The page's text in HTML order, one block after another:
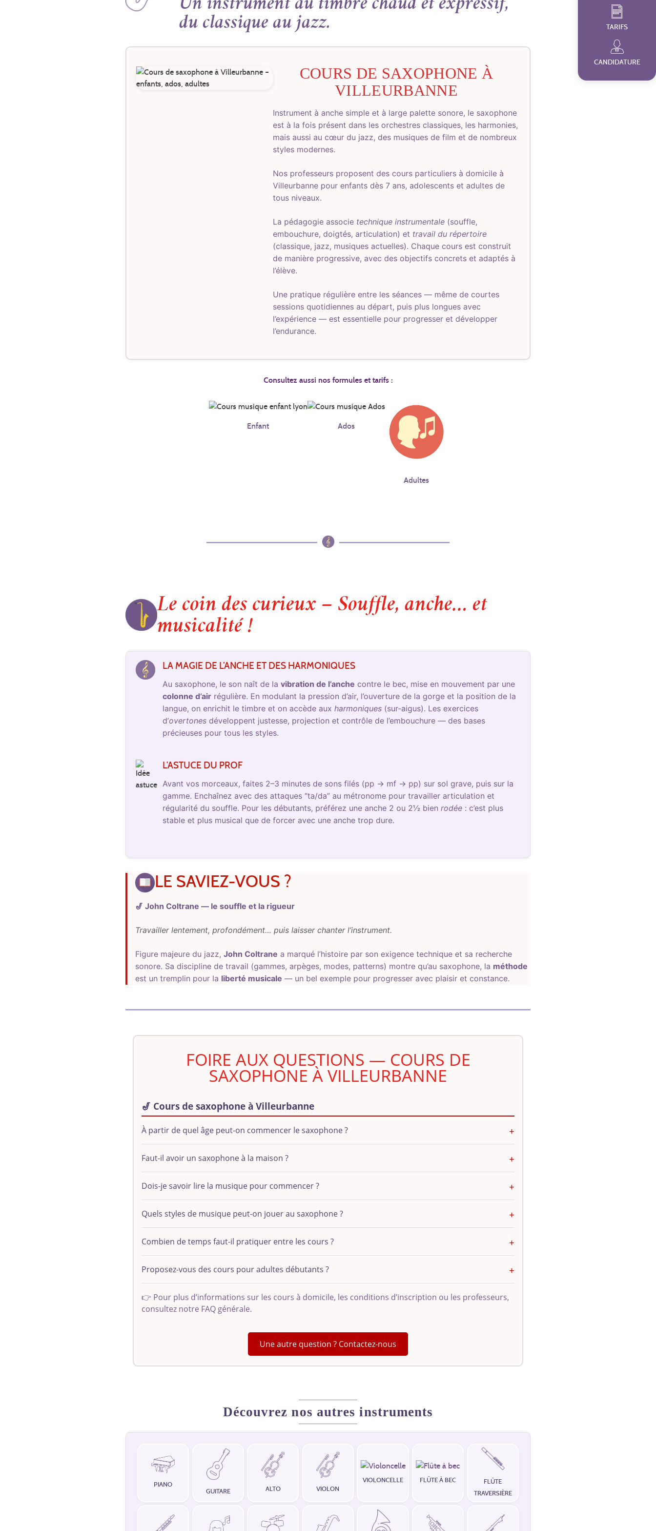
TARIFS
CANDIDATURE
du classique au jazz.
COURS DE SAXOPHONE À
VILLEURBANNE
Instrument à anche simple et à large palette sonore, le saxophone
est à la fois présent dans les orchestres classiques, les harmonies,
mais aussi au cœur du jazz, des musiques de film et de nombreux
styles modernes.
Nos professeurs proposent des cours particuliers à domicile à
Villeurbanne pour enfants dès 7 ans, adolescents et adultes de
tous niveaux.
La pédagogie associe technique instrumentale (souffle,
embouchure, doigtés, articulation) et travail du répertoire
(classique, jazz, musiques actuelles). Chaque cours est construit
de manière progressive, avec des objectifs concrets et adaptés à
l’élève.
Une pratique régulière entre les séances — même de courtes
sessions quotidiennes au départ, puis plus longues avec
l’expérience — est essentielle pour progresser et développer
l’endurance.
Consultez aussi nos formules et tarifs :
Enfant Ados
Adultes
Le coin des curieux – Souffle, anche… et
musicalité !
LA MAGIE DE L’ANCHE ET DES HARMONIQUES
Au saxophone, le son naît de la vibration de l’anche contre le bec, mise en mouvement par une
colonne d’air régulière. En modulant la pression d’air, l’ouverture de la gorge et la position de la
langue, on enrichit le timbre et on accède aux harmoniques (sur-aigus). Les exercices
d’overtones développent justesse, projection et contrôle de l’embouchure — des bases
précieuses pour tous les styles.
L’ASTUCE DU PROF
Avant vos morceaux, faites 2–3 minutes de sons filés (pp → mf → pp) sur sol grave, puis sur la
gamme. Enchaînez avec des attaques “ta/da” au métronome pour travailler articulation et
régularité du souffle. Pour les débutants, préférez une anche 2 ou 2½ bien rodée : c’est plus
stable et plus musical que de forcer avec une anche trop dure.
LE SAVIEZ-VOUS ?
🎷 John Coltrane — le souffle et la rigueur
Travailler lentement, profondément… puis laisser chanter l’instrument.
Figure majeure du jazz, John Coltrane a marqué l’histoire par son exigence technique et sa recherche
sonore. Sa discipline de travail (gammes, arpèges, modes, patterns) montre qu’au saxophone, la méthode
est un tremplin pour la liberté musicale — un bel exemple pour progresser avec plaisir et constance.
FOIRE AUX QUESTIONS — COURS DE
SAXOPHONE À VILLEURBANNE
🎷 Cours de saxophone à Villeurbanne
À partir de quel âge peut-on commencer le saxophone ?
Faut-il avoir un saxophone à la maison ?
Dois-je savoir lire la musique pour commencer ?
Quels styles de musique peut-on jouer au saxophone ?
Combien de temps faut-il pratiquer entre les cours ?
Proposez-vous des cours pour adultes débutants ?
👉 Pour plus d’informations sur les cours à domicile, les conditions d’inscription ou les professeurs,
consultez notre FAQ générale.
Une autre question ? Contactez-nous
Découvrez nos autres instruments
PIANO
GUITARE
ALTO VIOLON
VIOLONCELLE FLÛTE À BEC
FLÛTE
TRAVERSIÈRE